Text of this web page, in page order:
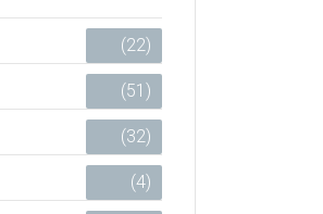
(22)
(51)
(32)
(4)